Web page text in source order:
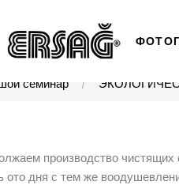
семинар
производство чистящих
ото дня с тем же